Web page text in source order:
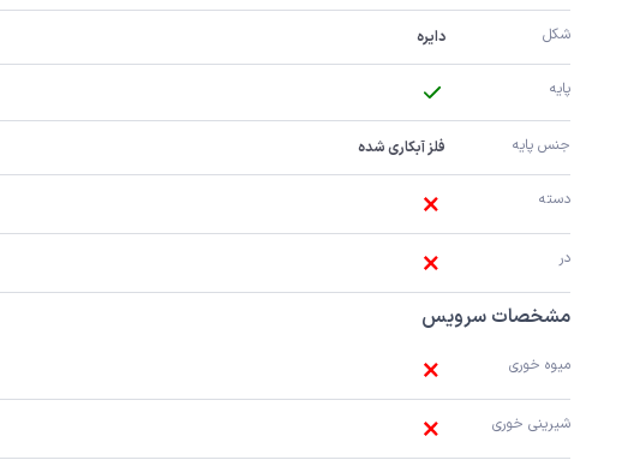
شکل دایره
پایه
جنس پایه فلز آبکاری شده
دسته
در
مشخصات سرویس
میوه خوری
شیرینی خوری